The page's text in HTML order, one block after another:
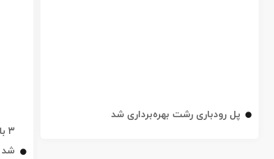
پل رودباری رشت بهره‌برداری شد
۳